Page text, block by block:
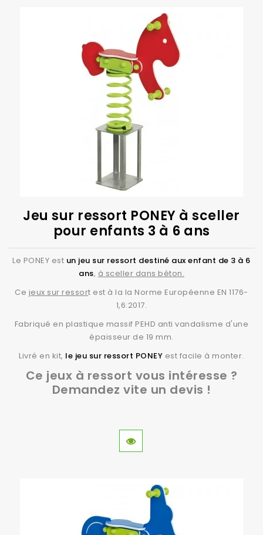
Jeu sur ressort PONEY à sceller
pour enfants 3 à 6 ans
Le PONEY est un jeu sur ressort destiné aux enfant de 3 à 6
ans, à sceller dans béton.
Ce jeux sur ressort est à la la Norme Européenne EN 1176-
1,6:2017.
Fabriqué en plastique massif PEHD anti vandalisme d'une
épaisseur de 19 mm.
Livré en kit, le jeu sur ressort PONEY est facile à monter.
Ce jeux à ressort vous intéresse ?
Demandez vite un devis !